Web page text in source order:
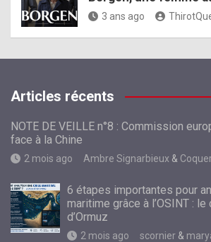
3 ans ago
Articles récents
NOTE DE VEILLE n°8 : Commission
face à la Chine
2 mois ago Ambre Signarbieux &
6 étapes importantes pour
maritime grâce à l’OSINT :
d’Ormuz
2 mois ago scornier &